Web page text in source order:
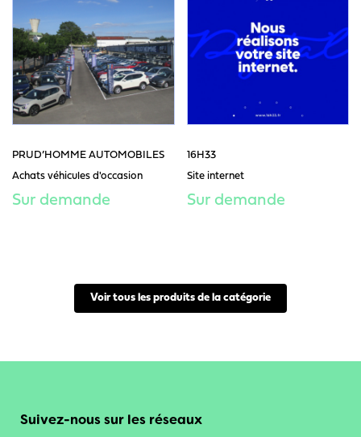
PRUD’HOMME AUTOMOBILES
Achats véhicules d'occasion
Sur demande
16H33
Site internet
Sur demande
Voir tous les produits de la catégorie
Suivez-nous sur les réseaux